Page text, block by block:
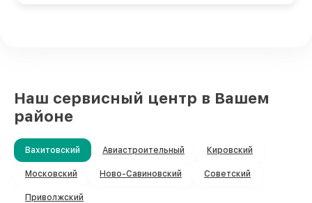
Наш сервисный центр в Вашем
районе
Вахитовский Авиастроительный Кировский
Московский Ново-Савиновский Советский
Приволжский